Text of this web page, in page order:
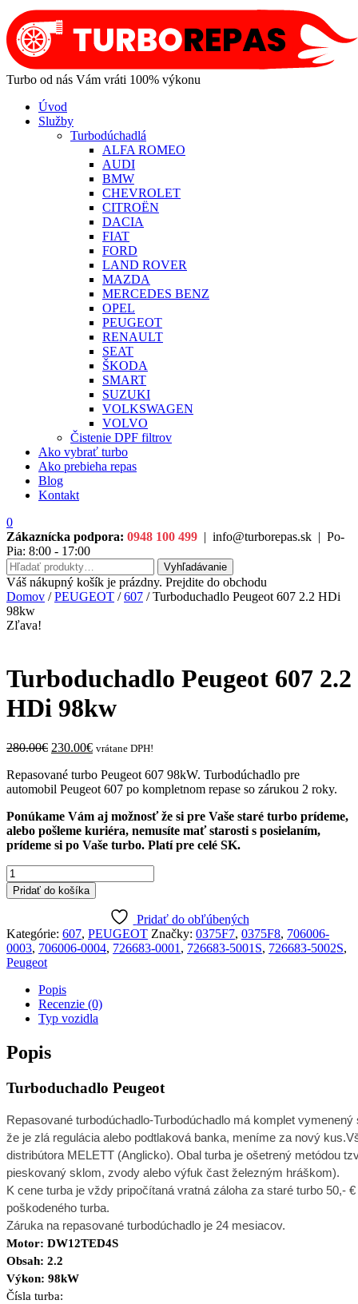
Turbo od nás Vám vráti 100% výkonu
Úvod
Služby
Turbodúchadlá
ALFA ROMEO
AUDI
BMW
CHEVROLET
CITROËN
DACIA
FIAT
FORD
LAND ROVER
MAZDA
MERCEDES BENZ
OPEL
PEUGEOT
RENAULT
SEAT
ŠKODA
SMART
SUZUKI
VOLKSWAGEN
VOLVO
Čistenie DPF filtrov
Ako vybrať turbo
Ako prebieha repas
Blog
Kontakt
0
Zákaznícka podpora: 0948 100 499 | info@turborepas.sk | Po-
Pia: 8:00 - 17:00
Hľadať:
Vyhľadávanie
Váš nákupný košík je prázdny. Prejdite do obchodu
Domov /PEUGEOT /607 / Turboduchadlo Peugeot 607 2.2 HDi
98kw
Zľava!
Turboduchadlo Peugeot 607 2.2
HDi 98kw
280.00€ Original
was:
280.00€.
230.00€Current
is:
230.00€.
vrátane DPH!
Repasované turbo Peugeot 607 98kW. Turbodúchadlo pre
automobil Peugeot 607 po kompletnom repase so zárukou 2 roky.
Ponúkame Vám aj možnosť že si pre Vaše staré turbo prídeme,
alebo pošleme kuriéra, nemusíte mať starosti s posielaním,
prídeme si po Vaše turbo. Platí pre celé SK.
množstvo
Turboduchadlo
Peugeot
2.2
HDi
98kw
Pridať do košíka
Pridať do obľúbených
Kategórie: 607, PEUGEOT Značky: 0375F7, 0375F8, 706006-
0003, 706006-0004, 726683-0001 , 726683-5001S, 726683-5002S,
Peugeot
Popis
Recenzie (0)
Typ vozidla
Popis
Turboduchadlo Peugeot
Repasované turbodúchadlo-Turbodúchadlo má komplet
že je zlá regulácia alebo podtlaková banka, meníme za nový
distribútora MELETT (Anglicko). Obal turba je ošetrený metódou
pieskovaný sklom, zvody alebo výfuk čast železným hráškom).
K cene turba je vždy pripočítaná vratná záloha za staré turbo 50,-
poškodeného turba.
Záruka na repasované turbodúchadlo je 24 mesiacov.
Motor: DW12TED4S
Obsah: 2.2
Výkon: 98kW
Čísla turba: